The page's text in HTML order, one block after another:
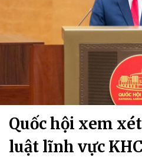
Quốc hội xem
luật lĩnh vực